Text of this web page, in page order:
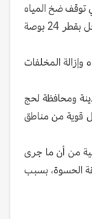
توقف ضخ المياه
من حقل بئر أحمد، بعد تعرض الخط الرئيسي الناقل بقطر 24 بوصة
المخلفات
ومحافظة لحج
قوية من مناطق
من أن ما جرى
الحسوة، بسبب